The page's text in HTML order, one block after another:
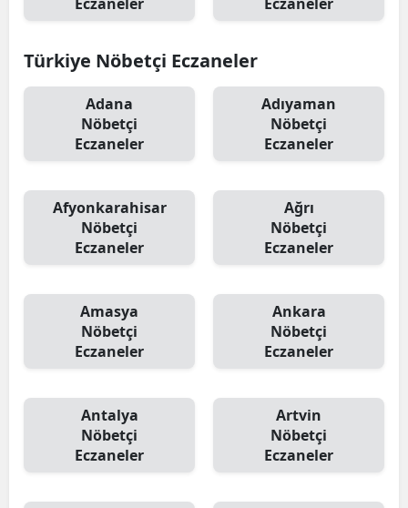
Türkiye Nöbetçi Eczaneler
Adana
Nöbetçi
Eczaneler
Adıyaman
Nöbetçi
Eczaneler
Afyonkarahisar
Nöbetçi
Eczaneler
Ağrı
Nöbetçi
Eczaneler
Amasya
Nöbetçi
Eczaneler
Ankara
Nöbetçi
Eczaneler
Antalya
Nöbetçi
Eczaneler
Artvin
Nöbetçi
Eczaneler